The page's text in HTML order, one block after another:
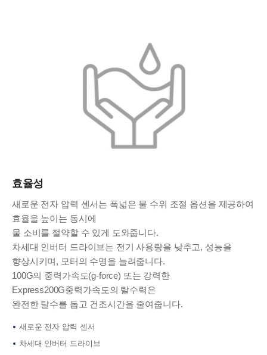
효율성
새로운 전자 압력 센서는 폭넓은 물 수위 조절 옵션을 제공하여
효율을 높이는 동시에
물 소비를 절약할 수 있게 도와줍니다.
차세대 인버터 드라이브는 전기 사용량을 낮추고, 성능을
향상시키며, 모터의 수명을 늘려줍니다.
100G의 중력가속도(g-force) 또는 강력한
Express200G중력가속도의 탈수력은
완전한 탈수를 돕고 건조시간을 줄여줍니다.
새로운 전자 압력 센서
차세대 인버터 드라이브